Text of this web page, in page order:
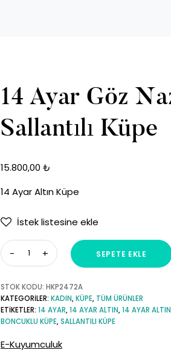
14 Ayar Göz
Sallantılı Küpe
15.800,00 ₺
14 Ayar Altın Küpe
İstek listesine ekle
14
Ayar
Nazar
Boncuk
Sallantılı
SEPETE EKLE
STOK KODU: HKP2472A
KATEGORILER: KADIN,KÜPE, TÜM ÜRÜNLER
ETIKETLER: 14 AYAR,14 AYAR ALTIN,14 AYAR
BONCUKLU KÜPE,SALLANTILI KÜPE
E-Kuyumculuk